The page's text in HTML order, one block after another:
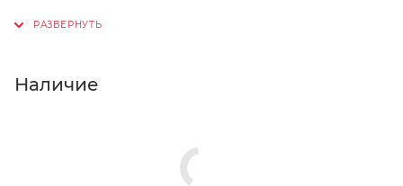
Нажмите кнопку «Оформить заказ».
Наличие